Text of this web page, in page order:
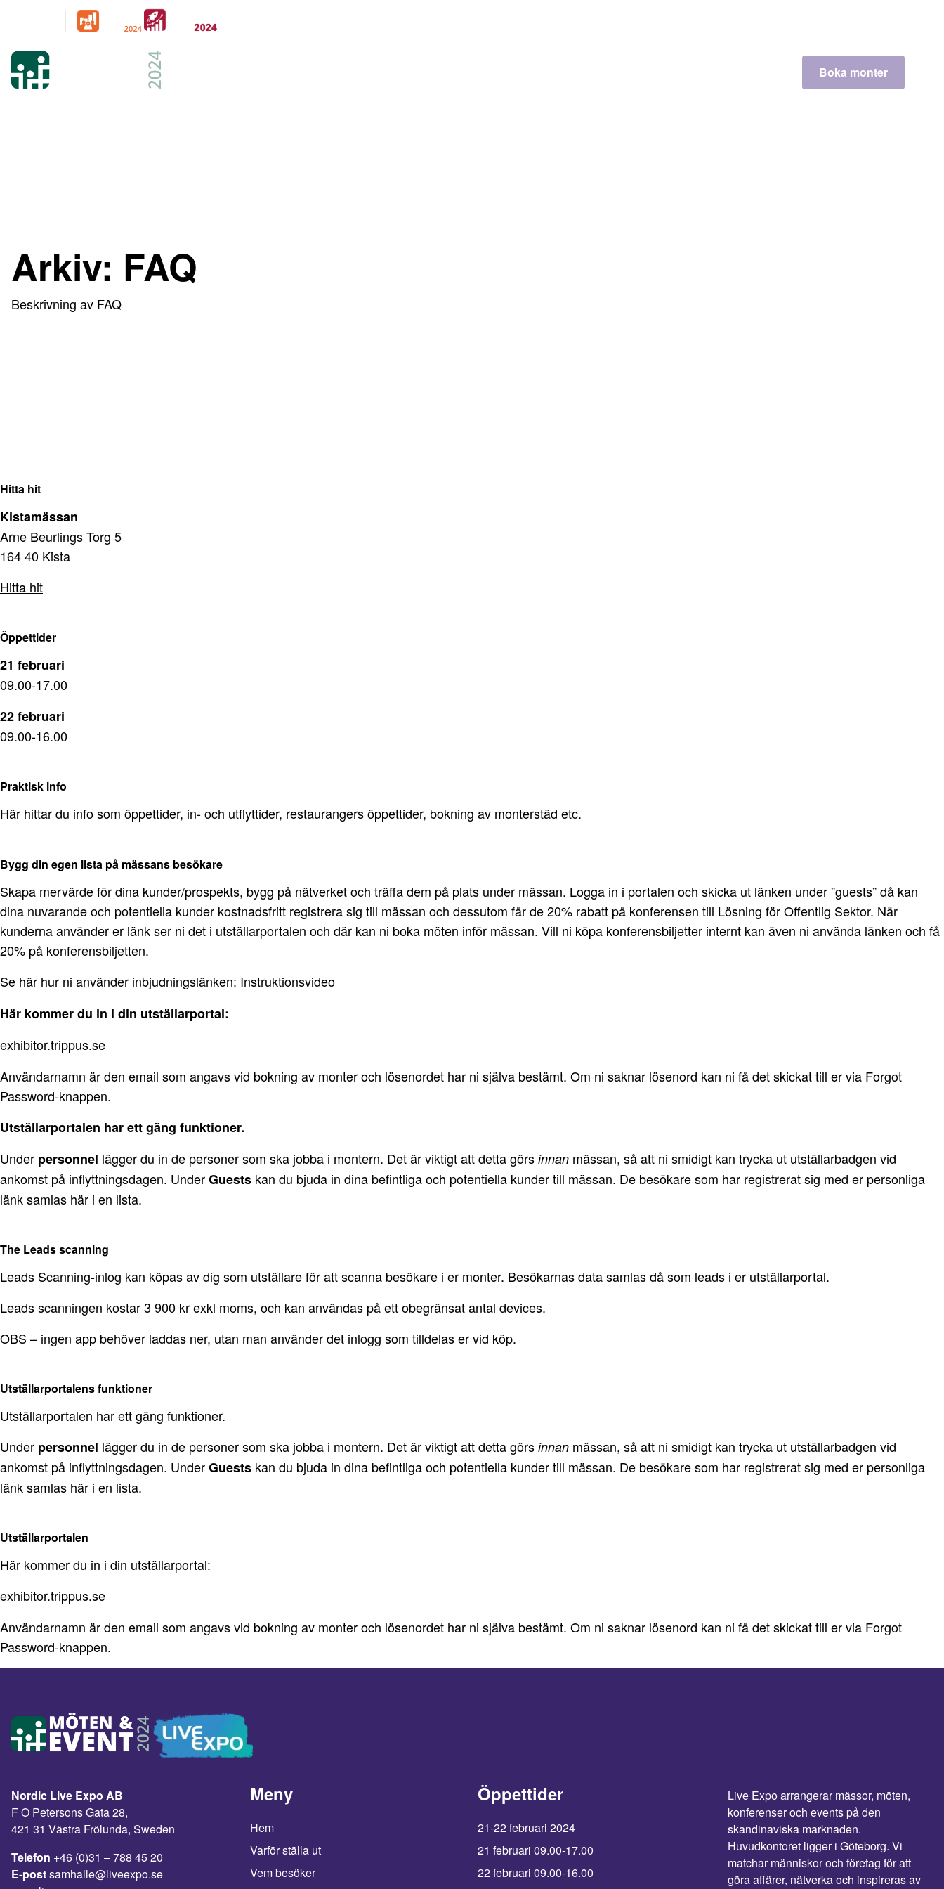
Boka monter
Arkiv: FAQ
Beskrivning av FAQ
Hitta hit
Kistamässan
Arne Beurlings Torg 5
164 40 Kista
Hitta hit
Öppettider
21 februari
09.00-17.00
22 februari
09.00-16.00
Praktisk info
Här hittar du info som öppettider, in- och utflyttider, restaurangers öppettider, bokning av monterstäd etc.
Bygg din egen lista på mässans besökare
Skapa mervärde för dina kunder/prospekts, bygg på nätverket och träffa dem på plats under mässan. Logga in i portalen och skicka ut länken under ”guests” då kan
dina nuvarande och potentiella kunder kostnadsfritt registrera sig till mässan och dessutom får de 20% rabatt på konferensen till Lösning för Offentlig Sektor. När
kunderna använder er länk ser ni det i utställarportalen och där kan ni boka möten inför mässan. Vill ni köpa konferensbiljetter internt kan även ni använda länken och få
20% på konferensbiljetten.
Se här hur ni använder inbjudningslänken: Instruktionsvideo
Här kommer du in i din utställarportal:
exhibitor.trippus.se
Användarnamn är den email som angavs vid bokning av monter och lösenordet har ni själva bestämt. Om ni saknar lösenord kan ni få det skickat till er via Forgot
Password-knappen.
Utställarportalen har ett gäng funktioner.
Under personnel lägger du in de personer som ska jobba i montern. Det är viktigt att detta görs innan mässan, så att ni smidigt kan trycka ut utställarbadgen vid
ankomst på inflyttningsdagen. UnderGuests kan du bjuda in dina befintliga och potentiella kunder till mässan. De besökare som har registrerat sig med er personliga
länk samlas här i en lista.
The Leads scanning
Leads Scanning-inlog kan köpas av dig som utställare för att scanna besökare i er monter. Besökarnas data samlas då som leads i er utställarportal.
Leads scanningen kostar 3 900 kr exkl moms, och kan användas på ett obegränsat antal devices.
OBS – ingen app behöver laddas ner, utan man använder det inlogg som tilldelas er vid köp.
Utställarportalens funktioner
Utställarportalen har ett gäng funktioner.
Under personnel lägger du in de personer som ska jobba i montern. Det är viktigt att detta görs innan mässan, så att ni smidigt kan trycka ut utställarbadgen vid
ankomst på inflyttningsdagen. UnderGuests kan du bjuda in dina befintliga och potentiella kunder till mässan. De besökare som har registrerat sig med er personliga
länk samlas här i en lista.
Utställarportalen
Här kommer du in i din utställarportal:
exhibitor.trippus.se
Användarnamn är den email som angavs vid bokning av monter och lösenordet har ni själva bestämt. Om ni saknar lösenord kan ni få det skickat till er via Forgot
Password-knappen.
Nordic Live Expo AB
F O Petersons Gata 28,
421 31 Västra Frölunda, Sweden
Telefon +46 (0)31 – 788 45 20
E-postsamhalle@liveexpo.se
Meny
Hem
Varför ställa ut
Vem besöker
Öppettider
21-22 februari 2024
21 februari 09.00-17.00
22 februari 09.00-16.00
Live Expo arrangerar mässor, möten,
konferenser och events på den
skandinaviska marknaden.
Huvudkontoret ligger i Göteborg. Vi
matchar människor och företag för att
göra affärer, nätverka och inspireras av